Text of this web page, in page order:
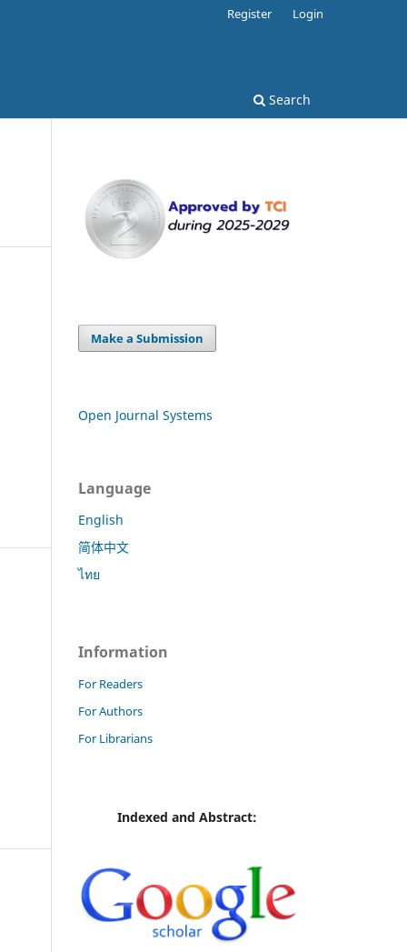
Search
Register Login
Make a Submission
Open Journal Systems
Language
English
简体中文
ไทย
Information
For Readers
For Authors
For Librarians
Indexed and Abstract: